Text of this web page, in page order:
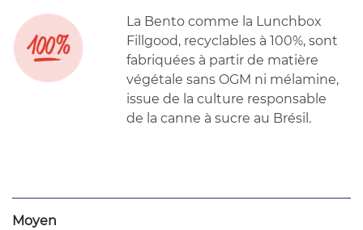
La Bento comme la Lunchbox
Fillgood, recyclables à 100%, sont
fabriquées à partir de matière
végétale sans OGM ni mélamine,
issue de la culture responsable
de la canne à sucre au Brésil.
Moyen